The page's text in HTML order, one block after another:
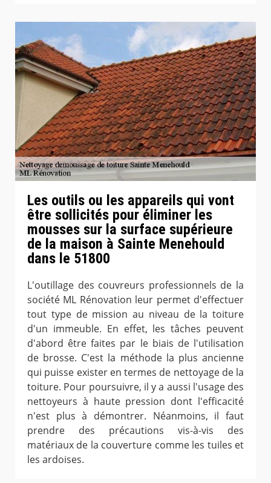
Les outils ou les appareils qui vont
être sollicités pour éliminer les
mousses sur la surface supérieure
de la maison à Sainte Menehould
dans le 51800
L'outillage des couvreurs professionnels de la
société ML Rénovation leur permet d'effectuer
tout type de mission au niveau de la toiture
d'un immeuble. En effet, les tâches peuvent
d'abord être faites par le biais de l'utilisation
de brosse. C'est la méthode la plus ancienne
qui puisse exister en termes de nettoyage de la
toiture. Pour poursuivre, il y a aussi l'usage des
nettoyeurs à haute pression dont l'efficacité
n'est plus à démontrer. Néanmoins, il faut
prendre des précautions vis-à-vis des
matériaux de la couverture comme les tuiles et
les ardoises.